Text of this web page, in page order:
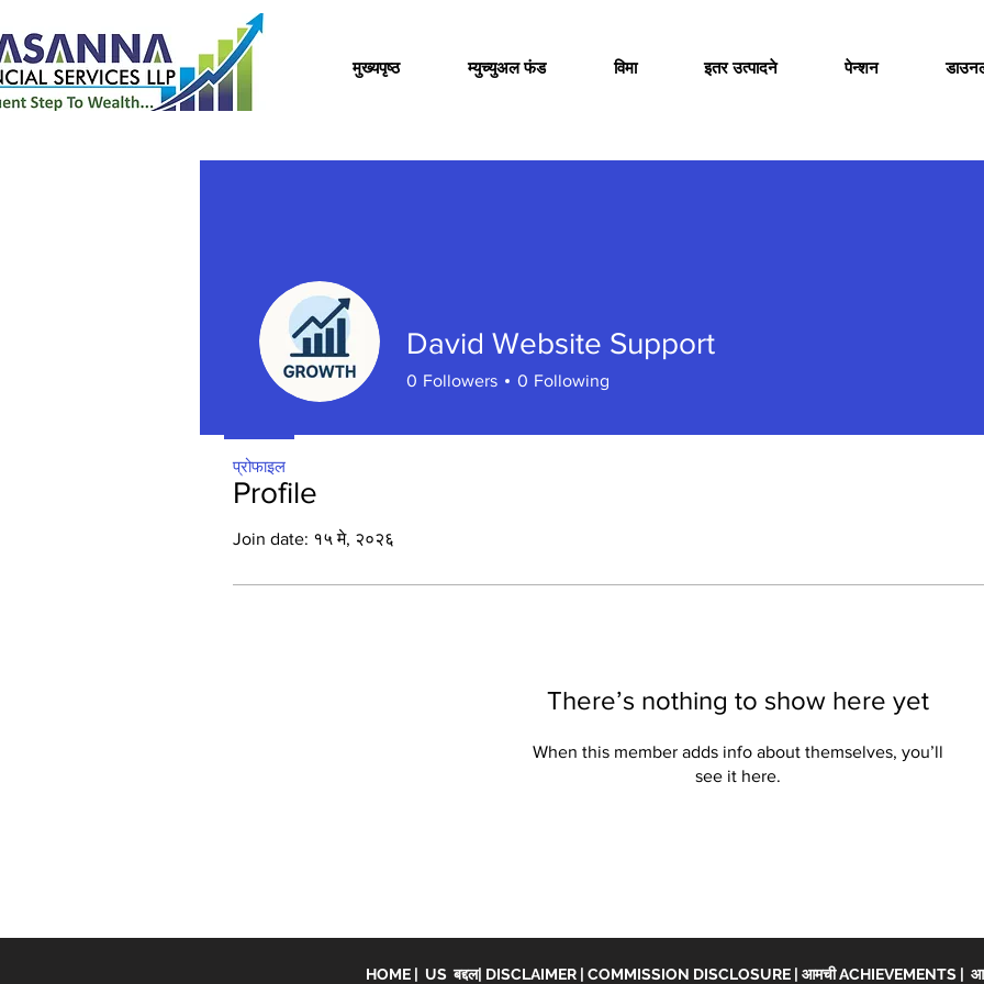
मुख्यपृष्ठ म्युच्युअल फंड विमा इतर उत्पादने पेन्शन
Profile
Join date: १५ मे, २०२६
There’s nothing to show here yet
When this member adds info about themselves, you’ll
see it here.
David Website Support
0 Followers 0 Following
प्रोफाइल
HOME | US बद्दल| DISCLAIMER | COMMISSION DISCLOSURE | आमची ACHIEVEMENTS |